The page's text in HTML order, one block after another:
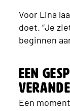
Voor Lina
doet. “Je
beginnen
Een
Een